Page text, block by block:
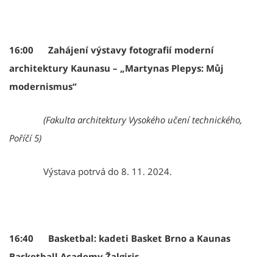
16:00 Zahájení výstavy fotografií moderní
architektury Kaunasu – „Martynas Plepys: Můj
modernismus“
(Fakulta architektury Vysokého učení technického,
Poříčí 5)
Výstava potrvá do 8. 11. 2024.
16:40 Basketbal: kadeti Basket Brno a Kaunas